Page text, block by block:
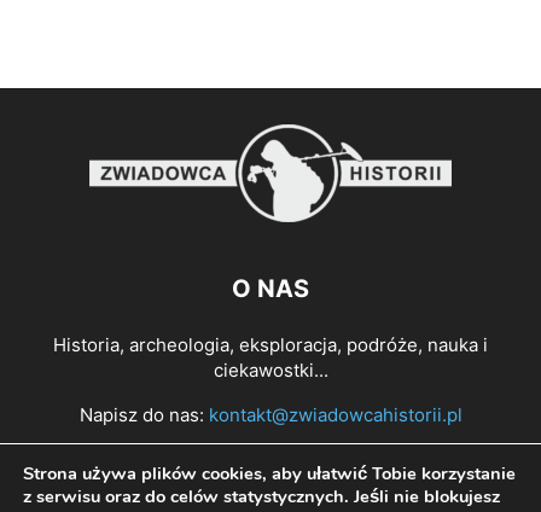
O NAS
Historia, archeologia, eksploracja, podróże, nauka i
ciekawostki...
Napisz do nas: kontakt@zwiadowcahistorii.pl
PODĄŻAJ ZA NAMI
Strona używa plików cookies, aby ułatwić Tobie korzystanie
z serwisu oraz do celów statystycznych. Jeśli nie blokujesz